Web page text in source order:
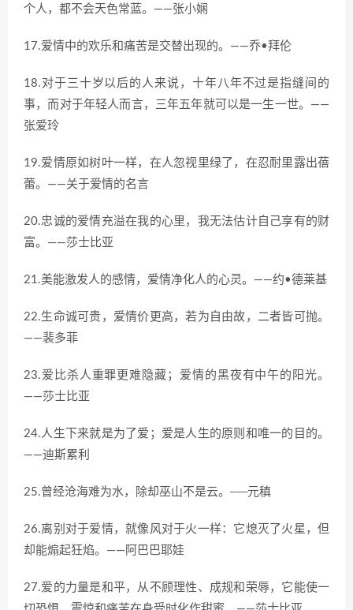
个人，都不会天色常蓝。——张小娴
17.爱情中的欢乐和痛苦是交替出现的。——乔•拜伦
18.对于三十岁以后的人来说，十年八年不过是指缝间的
事，而对于年轻人而言，三年五年就可以是一生一世。——
张爱玲
19.爱情原如树叶一样，在人忽视里绿了，在忍耐里露出蓓
蕾。——关于爱情的名言
20.忠诚的爱情充溢在我的心里，我无法估计自己享有的财
富。——莎士比亚
21.美能激发人的感情，爱情净化人的心灵。——约•德莱基
22.生命诚可贵，爱情价更高，若为自由故，二者皆可抛。
——裴多菲
23.爱比杀人重罪更难隐藏；爱情的黑夜有中午的阳光。
——莎士比亚
24.人生下来就是为了爱；爱是人生的原则和唯一的目的。
——迪斯累利
25.曾经沧海难为水，除却巫山不是云。──元稹
26.离别对于爱情，就像风对于火一样：它熄灭了火星，但
却能煽起狂焰。——阿巴巴耶娃
27.爱的力量是和平，从不顾理性、成规和荣辱，它能使一